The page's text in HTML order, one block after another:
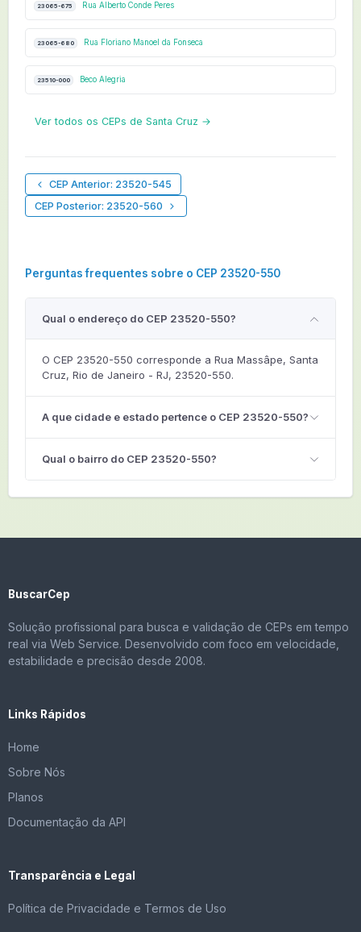
23065-675 Rua Alberto Conde Peres
23065-680 Rua Floriano Manoel da Fonseca
23510-000 Beco Alegria
Ver todos os CEPs de Santa Cruz →
CEP Anterior: 23520-545
CEP Posterior: 23520-560
Perguntas frequentes sobre o CEP 23520-550
Qual o endereço do CEP 23520-550?
O CEP 23520-550 corresponde a Rua Massâpe, Santa
Cruz, Rio de Janeiro - RJ, 23520-550.
A que cidade e estado pertence o CEP 23520-550?
Qual o bairro do CEP 23520-550?
BuscarCep
Solução profissional para busca e validação de CEPs em tempo
real via Web Service. Desenvolvido com foco em velocidade,
estabilidade e precisão desde 2008.
Links Rápidos
Home
Sobre Nós
Planos
Documentação da API
Transparência e Legal
Política de Privacidade e Termos de Uso